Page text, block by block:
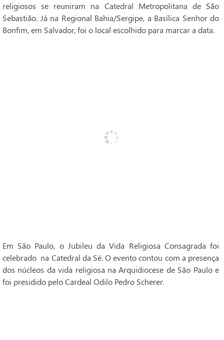
religiosos se reuniram na Catedral Metropolitana de São
Sebastião. Já na Regional Bahia/Sergipe, a Basílica Senhor do
Bonfim, em Salvador, foi o local escolhido para marcar a data.
Em São Paulo, o Jubileu da Vida Religiosa Consagrada foi
celebrado na Catedral da Sé. O evento contou com a presença
dos núcleos da vida religiosa na Arquidiocese de São Paulo e
foi presidido pelo Cardeal Odilo Pedro Scherer.